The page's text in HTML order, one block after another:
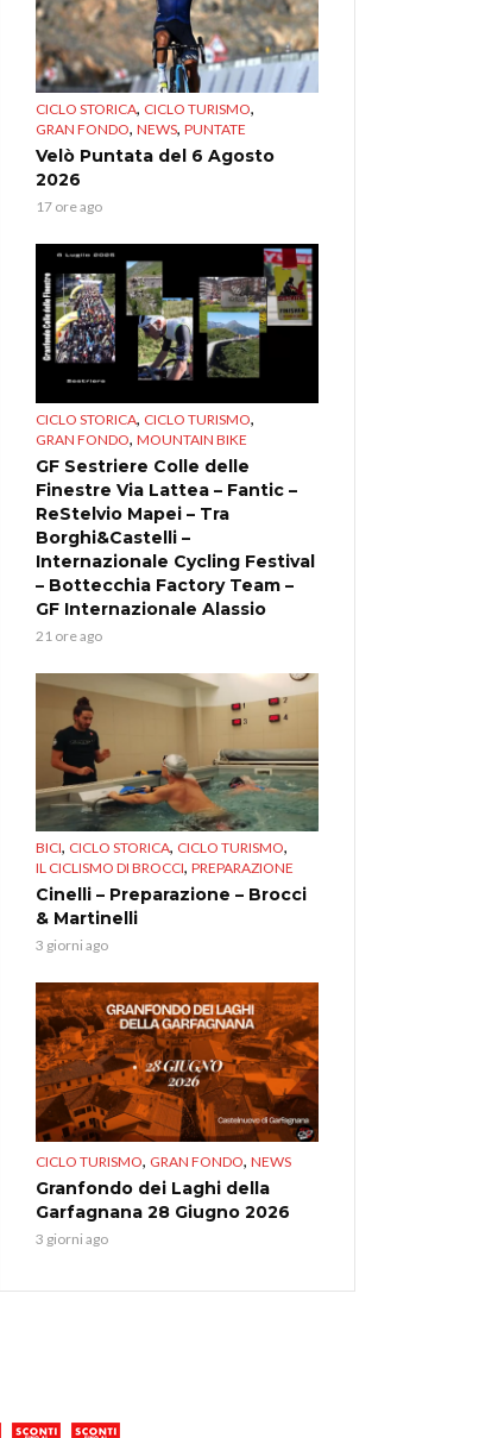
CICLO STORICA, CICLO TURISMO,
GRAN FONDO, NEWS, PUNTATE
Velò Puntata del 6 Agosto
2026
17 ore ago
CICLO STORICA, CICLO TURISMO,
GRAN FONDO, MOUNTAIN BIKE
GF Sestriere Colle delle
Finestre Via Lattea – Fantic –
ReStelvio Mapei – Tra
Borghi&Castelli –
Internazionale Cycling Festival
– Bottecchia Factory Team –
GF Internazionale Alassio
21 ore ago
BICI, CICLO STORICA, CICLO TURISMO,
IL CICLISMO DI BROCCI, PREPARAZIONE
Cinelli – Preparazione – Brocci
& Martinelli
3 giorni ago
CICLO TURISMO, GRAN FONDO, NEWS
Granfondo dei Laghi della
Garfagnana 28 Giugno 2026
3 giorni ago